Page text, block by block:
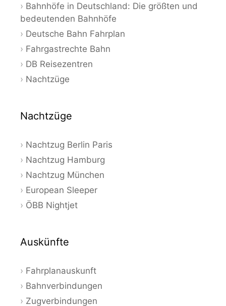
Bahnhöfe in Deutschland: Die größten und
bedeutenden Bahnhöfe
Deutsche Bahn Fahrplan
Fahrgastrechte Bahn
DB Reisezentren
Nachtzüge
Nachtzüge
Nachtzug Berlin Paris
Nachtzug Hamburg
Nachtzug München
European Sleeper
ÖBB Nightjet
Auskünfte
Fahrplanauskunft
Bahnverbindungen
Zugverbindungen